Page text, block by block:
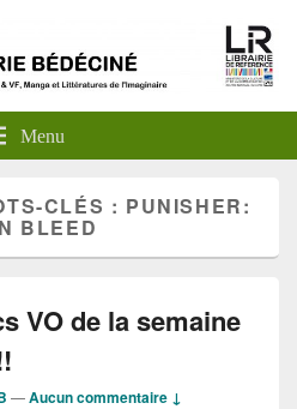
Menu
CLÉS : PUNISHER:
BLEED
VO de la semaine
—Aucun commentaire ↓